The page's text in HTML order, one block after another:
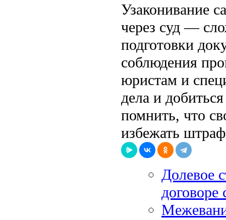
Узаконивание
через суд —
подготовки
соблюдения
юристам и
дела и
помнить, что
избежать
Долевое
договоре